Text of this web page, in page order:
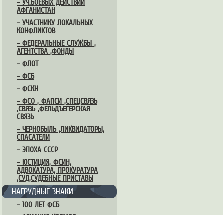
– УЧ.БОЕВЫХ ДЕЙСТВИЙ
АФГАНИСТАН
– УЧАСТНИКУ ЛОКАЛЬНЫХ
КОНФЛИКТОВ
– ФЕДЕРАЛЬНЫЕ СЛУЖБЫ ,
АГЕНТСТВА ,ФОНДЫ
– ФЛОТ
– ФСБ
– ФСКН
– ФСО , ФАПСИ ,СПЕЦСВЯЗЬ
,СВЯЗЬ ,ФЕЛЬДЪЕГЕРСКАЯ
СВЯЗЬ
– ЧЕРНОБЫЛЬ ,ЛИКВИДАТОРЫ,
СПАСАТЕЛИ
– ЭПОХА СССР
– ЮСТИЦИЯ, ФСИН,
АДВОКАТУРА, ПРОКУРАТУРА
,СУД,СУДЕБНЫЕ ПРИСТАВЫ
НАГРУДНЫЕ ЗНАКИ
– 100 ЛЕТ ФСБ